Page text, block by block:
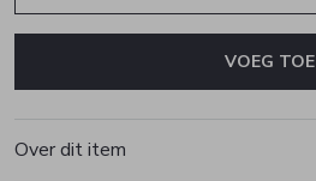
VOEG TOE
Over dit item